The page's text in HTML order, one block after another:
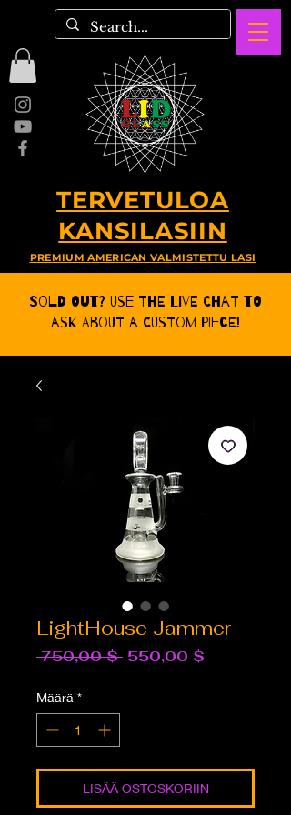
TERVETULOA
KANSILASIIN
PREMIUM AMERICAN VALMISTETTU LASI
Sold Out? Use the Live CHat to
ask about a Custom Piece!
LightHouse Jammer
750,00 $ Normaali
550,00 $
Määrä *
LISÄÄ OSTOSKORIIN